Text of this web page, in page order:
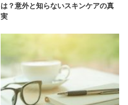
は？意外と知らないスキンケアの真
実